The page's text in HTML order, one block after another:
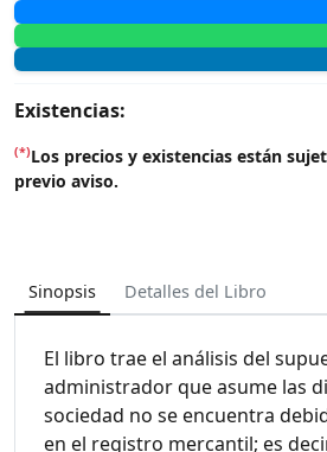
Existencias:
(*)Los precios y existencias están
previo aviso.
Sinopsis Detalles del Libro
El libro trae el análisis del
administrador que asume las
sociedad no se encuentra
en el registro mercantil; es